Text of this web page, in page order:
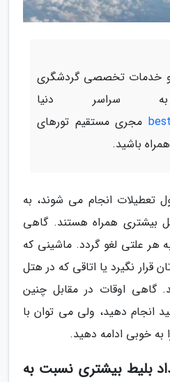
و خدمات تخصصی گردشگری
دنیا
مجری مستقیم تورهای
باشید.
تعطیلات انجام می شوند، به
بیشتری همراه هستند. گاهی
هر علتی لغو گردد. ماشینی که
قرار نگیرد یا اتاقی که در هتل
گاهی اوقات در مقابل چنین
انجام دهید، ولی می توان با
به خوبی ادامه دهید.
بلیط بیشتری نسبت به